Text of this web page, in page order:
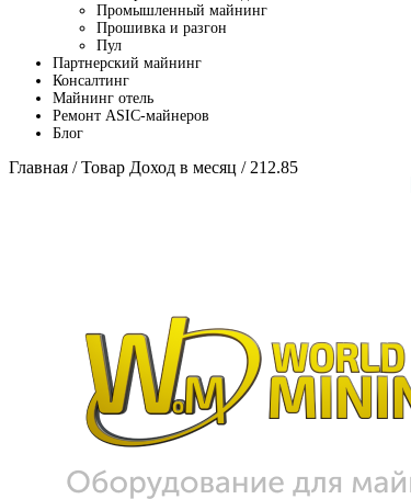
Промышленный майнинг
Прошивка и разгон
Пул
Партнерский майнинг
Консалтинг
Майнинг отель
Ремонт ASIC-майнеров
Блог
Главная / Товар Доход в месяц / 212.85